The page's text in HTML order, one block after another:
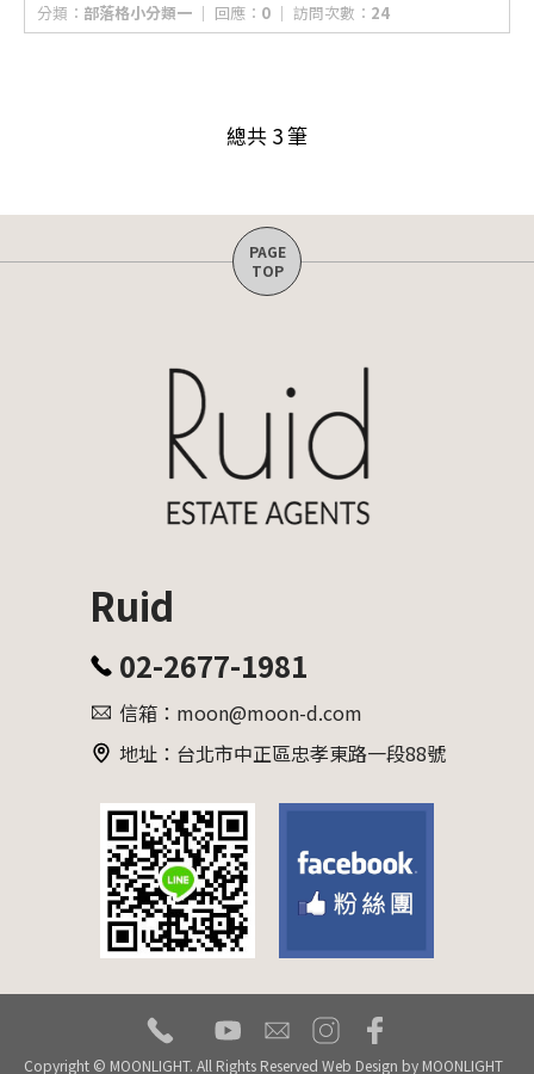
分類： 部落格小分類一 │ 回應： 0 │ 訪問次數： 24
總共 3 筆
Ruid
02-2677-1981
信箱：moon@moon-d.com
地址：台北市中正區忠孝東路一段88號
youtube mail instagram
Copyright © MOONLIGHT. All Rights Reserved Web Design by MOONLIGHT